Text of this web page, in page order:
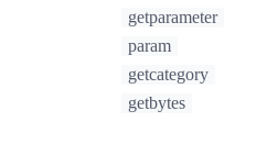
getparameter
param
getcategory
getbytes